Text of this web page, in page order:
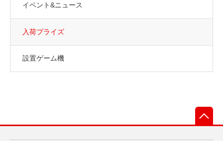
イベント&ニュース
入荷プライズ
設置ゲーム機